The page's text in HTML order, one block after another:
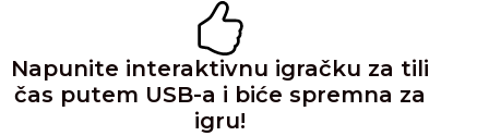
Napunite interaktivnu igračku za tili
čas putem USB-a i biće spremna za
igru!